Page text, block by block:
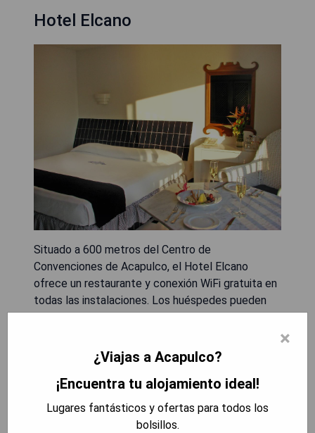
Hotel Elcano
Situado a 600 metros del Centro de
Convenciones de Acapulco, el Hotel Elcano
ofrece un restaurante y conexión WiFi gratuita en
todas las instalaciones. Los huéspedes pueden
disfrutar del bar en el lugar, así como de
habitaciones cuentan con TV por cable y baño
privado. Además, el hotel dispone de recepción
24 horas y peluquería. El Museo Histórico Naval
de Acapulco se encuentra a 1 km, mientras que la
Capilla de la Paz está a 3.3 km. El Aeropuerto
×
¿Viajas a Acapulco?
¡Encuentra tu alojamiento ideal!
Lugares fantásticos y ofertas para todos los
bolsillos.